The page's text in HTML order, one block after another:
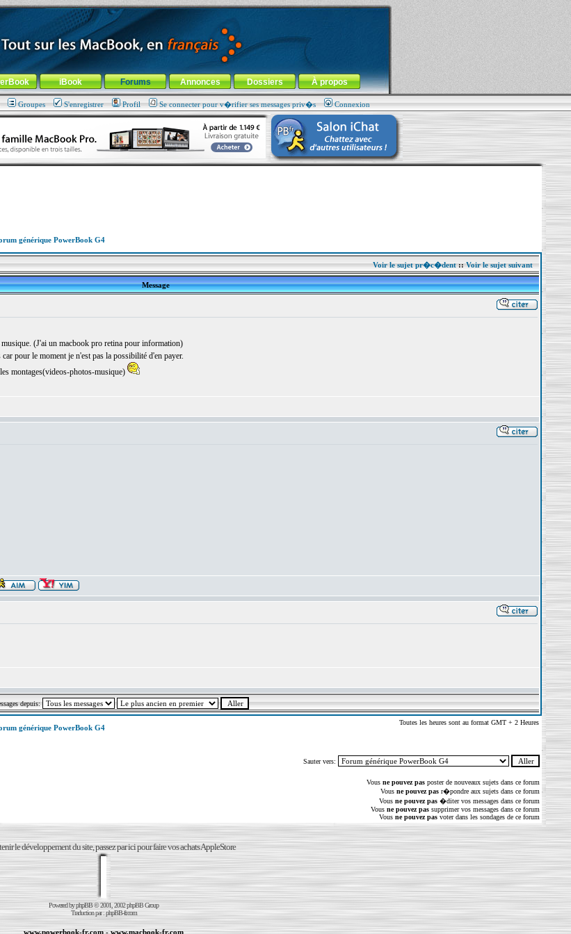
au menu de la rubrique
iBook Forums Annonces Dossiers À propos
Groupes S'enregistrer Profil Se connecter pour v�rifier ses messages priv�s Connexion
générique PowerBook G4
Voir le sujet pr�c�dent::Voir le sujet suivant
Message
(J'ai un macbook pro retina pour information)
pour le moment je n'est pas la possibilité d'en payer.
montages(videos-photos-musique)
depuis:
générique PowerBook G4
Toutes les heures sont au format GMT + 2 Heures
Sauter vers:
Vous ne pouvez pasposter de nouveaux sujets dans ce forum
Vous ne pouvez pasr�pondre aux sujets dans ce forum
Vous ne pouvez pas�diter vos messages dans ce forum
Vous ne pouvez passupprimer vos messages dans ce forum
Vous ne pouvez pasvoter dans les sondages de ce forum
le développement du site, passez par ici pour faire vos achats AppleStore
Powered byphpBB© 2001, 2002 phpBB Group
Traduction par :phpBB-fr.com
www.powerbook-fr.com-www.macbook-fr.com